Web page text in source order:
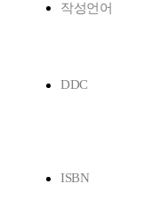
작성언어
DDC
ISBN